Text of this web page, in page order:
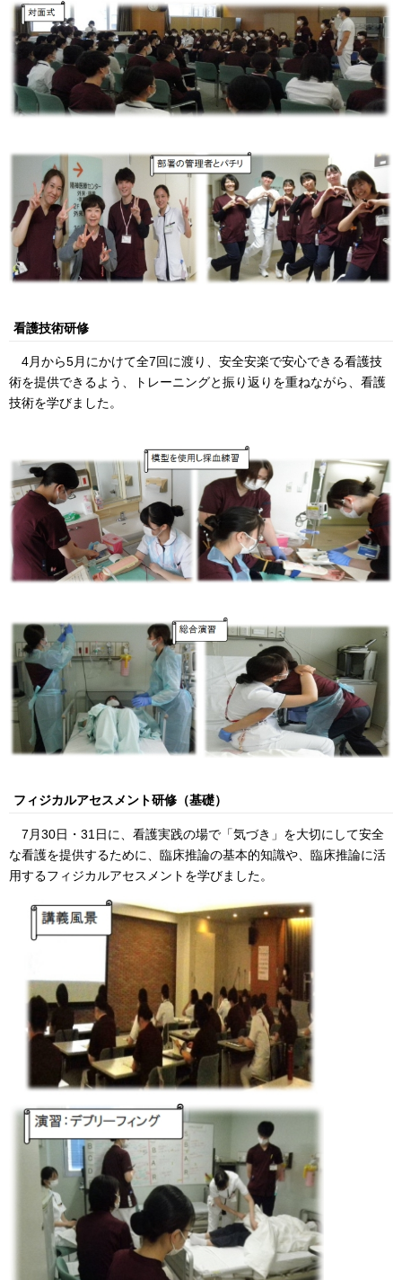
看護技術研修
4月から5月にかけて全7回に渡り、安全安楽で安心できる看護技
術を提供できるよう、トレーニングと振り返りを重ねながら、看護
技術を学びました。
フィジカルアセスメント研修（基礎）
7月30日・31日に、看護実践の場で「気づき」を大切にして安全
な看護を提供するために、臨床推論の基本的知識や、臨床推論に活
用するフィジカルアセスメントを学びました。